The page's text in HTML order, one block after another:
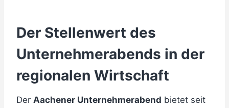
Der Stellenwert des
Unternehmerabends in der
regionalen Wirtschaft
Der Aachener Unternehmerabend bietet seit